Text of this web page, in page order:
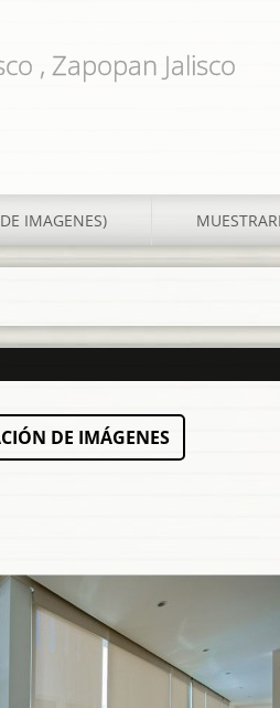
, Zapopan Jalisco
IMAGENES)
DE IMÁGENES